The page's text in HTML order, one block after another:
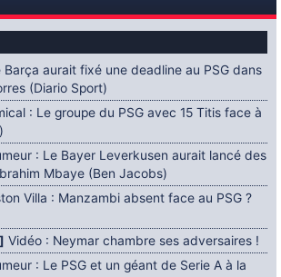
Barça aurait fixé une deadline au PSG dans
(Diario Sport)
: Le groupe du PSG avec 15 Titis face à
: Le Bayer Leverkusen aurait lancé des
Mbaye (Ben Jacobs)
Villa : Manzambi absent face au PSG ?
Vidéo : Neymar chambre ses adversaires !
: Le PSG et un géant de Serie A à la